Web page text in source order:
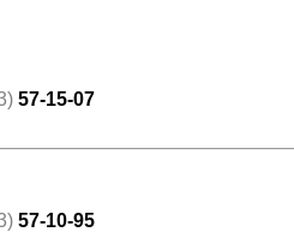
57-15-07
57-10-95